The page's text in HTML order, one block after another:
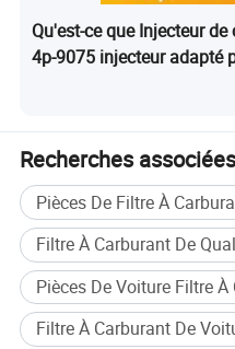
Qu'est-ce que Injecteur
4p-9075 injecteur adapté
Recherches
Pièces De Filtre À
Filtre À Carburant De
Pièces De Voiture Filtre
Filtre À Carburant De